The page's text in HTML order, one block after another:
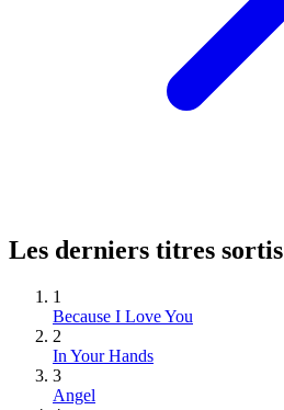
Les derniers titres sortis
1
Because I Love You
2
In Your Hands
3
Angel